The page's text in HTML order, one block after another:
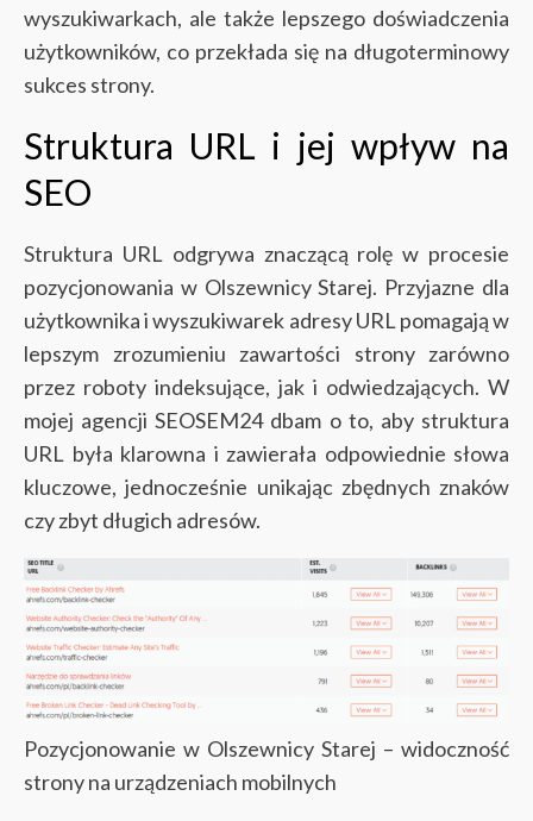
wyszukiwarkach, ale także lepszego doświadczenia
użytkowników, co przekłada się na długoterminowy
sukces strony.
Struktura URL i jej wpływ na
SEO
Struktura URL odgrywa znaczącą rolę w procesie
pozycjonowania w Olszewnicy Starej. Przyjazne dla
użytkownika i wyszukiwarek adresy URL pomagają w
lepszym zrozumieniu zawartości strony zarówno
przez roboty indeksujące, jak i odwiedzających. W
mojej agencji SEOSEM24 dbam o to, aby struktura
URL była klarowna i zawierała odpowiednie słowa
kluczowe, jednocześnie unikając zbędnych znaków
czy zbyt długich adresów.
Pozycjonowanie w Olszewnicy Starej – widoczność
strony na urządzeniach mobilnych